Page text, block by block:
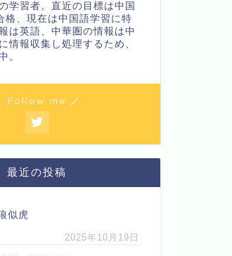
学習者。直近の目標は中国
格、現在は中国語学習に特
は英語、中華圏の情報は中
情報収集し処理するため、
。
Follow me ／
最近の投稿
似虎
2025年10月19日